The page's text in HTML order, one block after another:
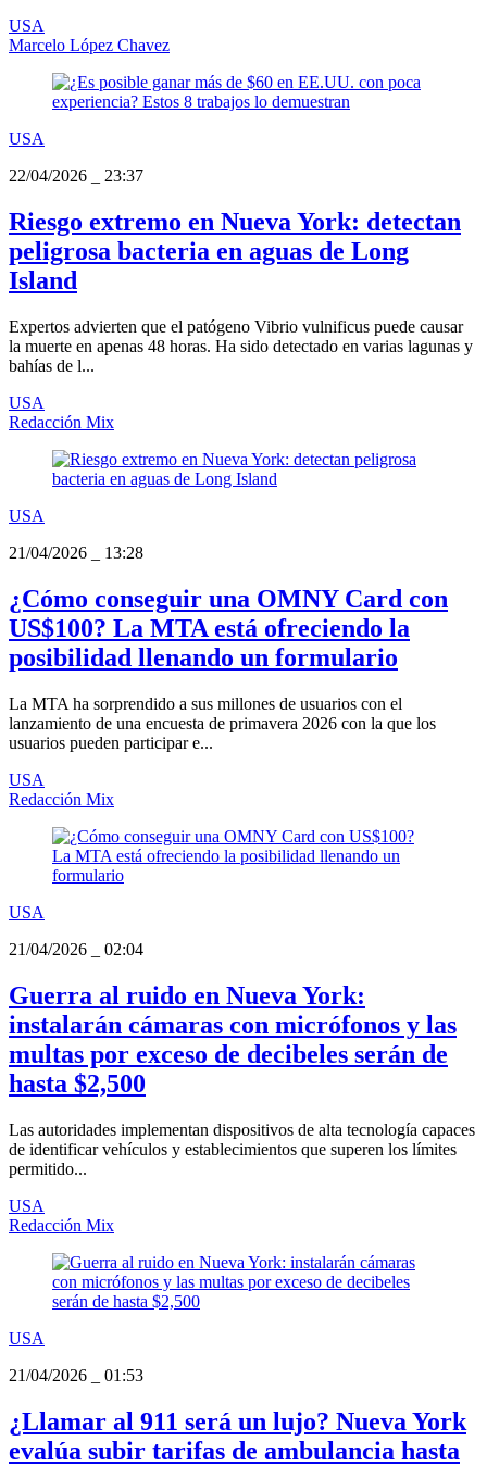
USA
Marcelo López Chavez
USA
22/04/2026
23:37
Riesgo extremo en Nueva York: detectan
peligrosa bacteria en aguas de Long
Island
Expertos advierten que el patógeno Vibrio vulnificus puede causar
la muerte en apenas 48 horas. Ha sido detectado en varias lagunas y
bahías de l...
USA
Redacción Mix
USA
21/04/2026
13:28
¿Cómo conseguir una OMNY Card con
US$100? La MTA está ofreciendo la
posibilidad llenando un formulario
La MTA ha sorprendido a sus millones de usuarios con el
lanzamiento de una encuesta de primavera 2026 con la que los
usuarios pueden participar e...
USA
Redacción Mix
USA
21/04/2026
02:04
Guerra al ruido en Nueva York:
instalarán cámaras con micrófonos y las
multas por exceso de decibeles serán de
hasta $2,500
Las autoridades implementan dispositivos de alta tecnología capaces
de identificar vehículos y establecimientos que superen los límites
permitido...
USA
Redacción Mix
USA
21/04/2026
01:53
¿Llamar al 911 será un lujo? Nueva York
evalúa subir tarifas de ambulancia hasta